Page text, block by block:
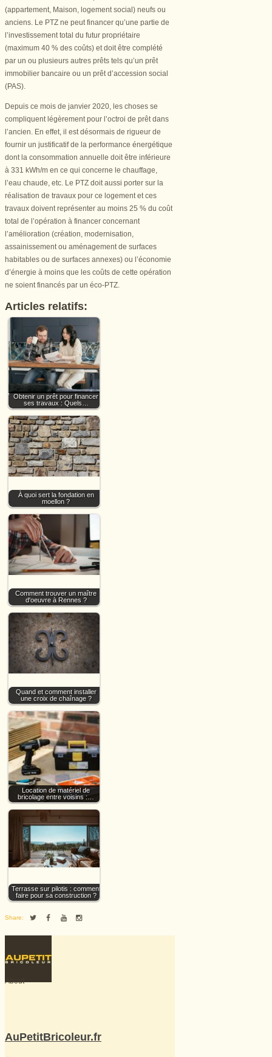
(appartement, Maison, logement social) neufs ou
anciens. Le PTZ ne peut financer qu’une partie de
l’investissement total du futur propriétaire
(maximum 40 % des coûts) et doit être complété
par un ou plusieurs autres prêts tels qu’un prêt
immobilier bancaire ou un prêt d’accession social
(PAS).
Depuis ce mois de janvier 2020, les choses se
compliquent légèrement pour l’octroi de prêt dans
l’ancien. En effet, il est désormais de rigueur de
fournir un justificatif de la performance énergétique
dont la consommation annuelle doit être inférieure
à 331 kWh/m en ce qui concerne le chauffage,
l’eau chaude, etc. Le PTZ doit aussi porter sur la
réalisation de travaux pour ce logement et ces
travaux doivent représenter au moins 25 % du coût
total de l’opération à financer concernant
l’amélioration (création, modernisation,
assainissement ou aménagement de surfaces
habitables ou de surfaces annexes) ou l’économie
d’énergie à moins que les coûts de cette opération
ne soient financés par un éco-PTZ.
Articles relatifs:
Obtenir un prêt pour financer
ses travaux : Quels…
À quoi sert la fondation en
moellon ?
Comment trouver un maître
d'oeuvre à Rennes ?
Quand et comment installer
une croix de chaînage ?
Location de matériel de
bricolage entre voisins :…
Terrasse sur pilotis : comment
faire pour sa construction ?
Share:
About
AuPetitBricoleur.fr